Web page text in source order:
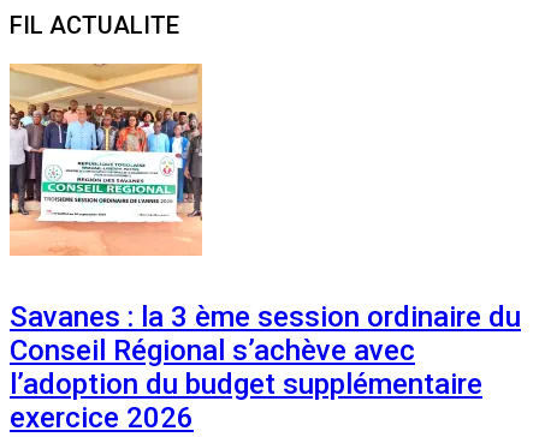
FIL ACTUALITE
Savanes : la 3 ème session ordinaire du
Conseil Régional s’achève avec
l’adoption du budget supplémentaire
exercice 2026